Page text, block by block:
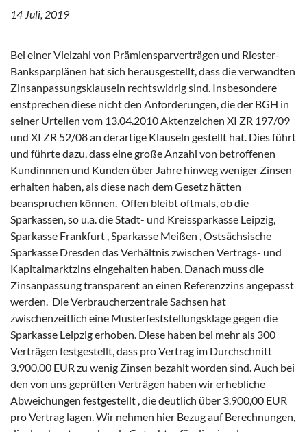
14 Juli, 2019
Bei einer Vielzahl von Prämiensparverträgen und Riester-
Banksparplänen hat sich herausgestellt, dass die verwandten
Zinsanpassungsklauseln rechtswidrig sind. Insbesondere
enstprechen diese nicht den Anforderungen, die der BGH in
seiner Urteilen vom 13.04.2010 Aktenzeichen XI ZR 197/09
und XI ZR 52/08 an derartige Klauseln gestellt hat. Dies führt
und führte dazu, dass eine große Anzahl von betroffenen
Kundinnnen und Kunden über Jahre hinweg weniger Zinsen
erhalten haben, als diese nach dem Gesetz hätten
beanspruchen können. Offen bleibt oftmals, ob die
Sparkassen, so u.a. die Stadt- und Kreissparkasse Leipzig,
Sparkasse Frankfurt , Sparkasse Meißen , Ostsächsische
Sparkasse Dresden das Verhältnis zwischen Vertrags- und
Kapitalmarktzins eingehalten haben. Danach muss die
Zinsanpassung transparent an einen Referenzzins angepasst
werden. Die Verbraucherzentrale Sachsen hat
zwischenzeitlich eine Musterfeststellungsklage gegen die
Sparkasse Leipzig erhoben. Diese haben bei mehr als 300
Verträgen festgestellt, dass pro Vertrag im Durchschnitt
3.900,00 EUR zu wenig Zinsen bezahlt worden sind. Auch bei
den von uns geprüften Verträgen haben wir erhebliche
Abweichungen festgestellt , die deutlich über 3.900,00 EUR
pro Vertrag lagen. Wir nehmen hier Bezug auf Berechnungen,